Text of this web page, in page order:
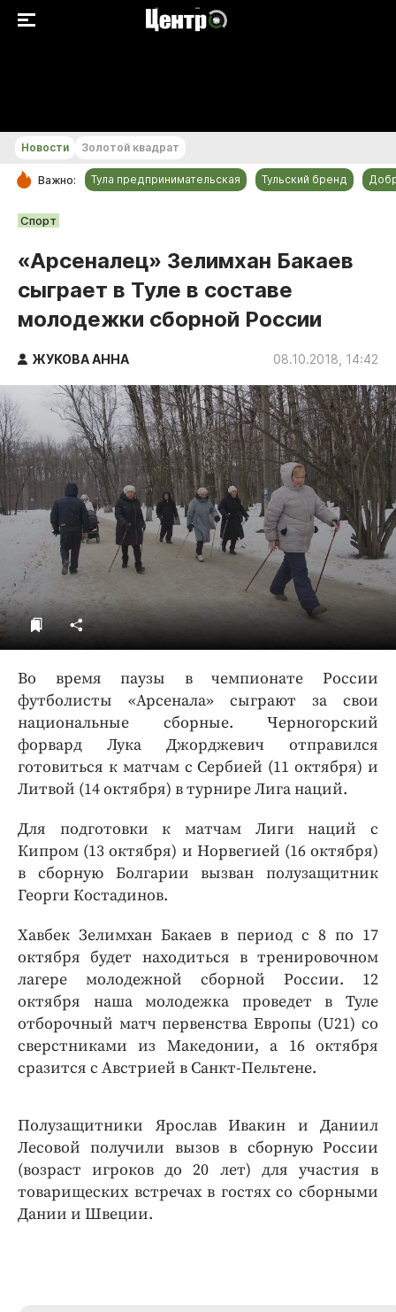
РУБРИКИ
Происшествия
Спорт
Тульский бренд
Тула предпринимательская
ДоброЦентр
Голодный шпион
Новости Золотой квадрат
Важно: Тула предпринимательская Тульский бренд
Спорт
«Арсеналец» Зелимхан Бакаев
сыграет в Туле в составе
молодежки сборной России
ЖУКОВА АННА 08.10.2018, 14:42
Во время паузы в чемпионате России
футболисты «Арсенала» сыграют за свои
национальные сборные. Черногорский
форвард Лука Джорджевич отправился
готовиться к матчам с Сербией (11 октября) и
Литвой (14 октября) в турнире Лига наций.
Для подготовки к матчам Лиги наций с
Кипром (13 октября) и Норвегией (16 октября)
в сборную Болгарии вызван полузащитник
Георги Костадинов.
Хавбек Зелимхан Бакаев в период с 8 по 17
октября будет находиться в тренировочном
лагере молодежной сборной России. 12
октября наша молодежка проведет в Туле
отборочный матч первенства Европы (U21) со
сверстниками из Македонии, а 16 октября
сразится с Австрией в Санкт-Пельтене.
Полузащитники Ярослав Ивакин и Даниил
Лесовой получили вызов в сборную России
(возраст игроков до 20 лет) для участия в
товарищеских встречах в гостях со сборными
Дании и Швеции.